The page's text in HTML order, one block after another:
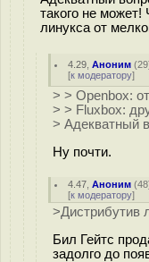
такого не
линукса от
4.29 ,Аноним (29
[к модератору]
> > Openbox:
> > Fluxbox:
> Адекватный
Ну почти.
4.47 ,Аноним (48
[к модератору]
>Дистрибутив
Бил Гейтс
задолго до